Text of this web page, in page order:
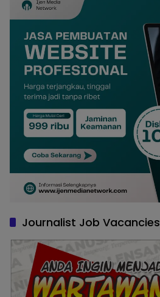
Journalist Job Vacancies